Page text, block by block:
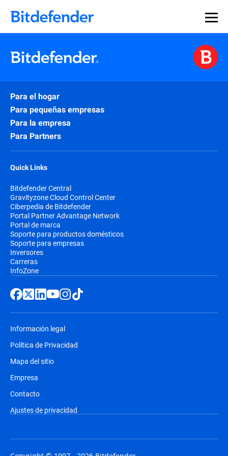
Para el hogar
Para pequeñas empresas
Para la empresa
Para Partners
Quick Links
Bitdefender Central
Gravityzone Cloud Control Center
Ciberpedia de Bitdefender
Portal Partner Advantage Network
Portal de marca
Soporte para productos domésticos
Soporte para empresas
Inversores
Carreras
InfoZone
Información legal
Política de Privacidad
Mapa del sitio
Empresa
Contacto
Ajustes de privacidad